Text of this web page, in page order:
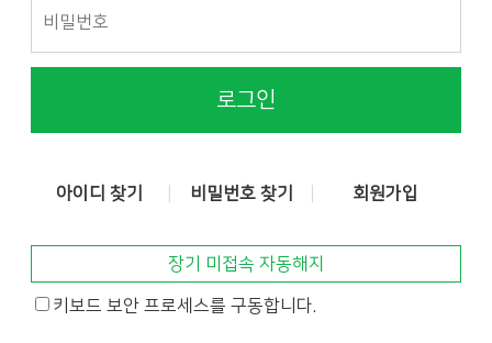
로그인
아이디 찾기 비밀번호 찾기 회원가입
장기 미접속 자동해지
키보드 보안 프로세스를 구동합니다.